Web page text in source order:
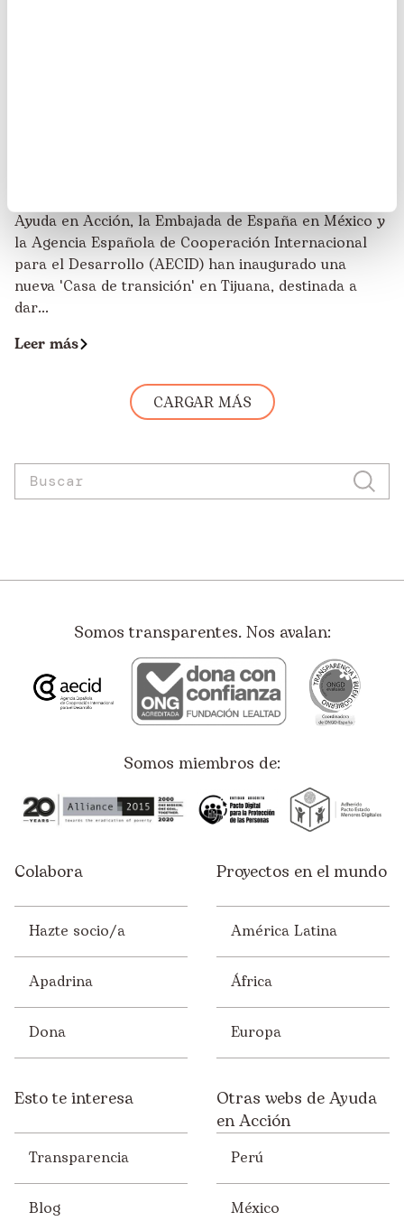
Ayuda en Acción, la Embajada de España en México y
la Agencia Española de Cooperación Internacional
para el Desarrollo (AECID) han inaugurado una
nueva 'Casa de transición' en Tijuana, destinada a
dar...
Leer más
CARGAR MÁS
Somos transparentes. Nos avalan:
Somos miembros de:
Colabora
Hazte socio/a
Apadrina
Dona
Proyectos en el mundo
América Latina
África
Europa
Esto te interesa
Transparencia
Blog
Otras webs de Ayuda
en Acción
Perú
México